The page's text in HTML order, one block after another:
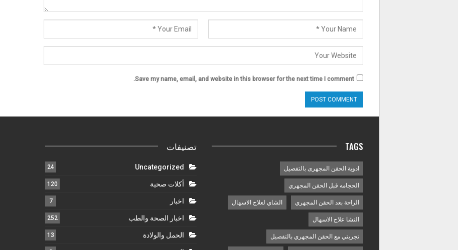
Save my name, email, and website in this browser for the next time I comment.
TAGS
ادوية الحقن المجهرى بالتفصيل
الحجامه قبل الحقن المجهري
الراحة بعد الحقن المجهري الشاي لعلاج الاسهال
النشا علاج الاسهال
تجربتي مع الحقن المجهري بالتفصيل
تصنيفات
Uncategorized
24
أكلات صحية 120
اخبار 7
اخبار الصحة والطب 252
الحمل والولادة 13